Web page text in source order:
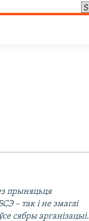
прыняцьця
– так і не змаглі
сябры арганізацыі.